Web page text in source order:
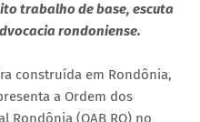
trabalho de base, escuta
rondoniense.
construída em Rondônia,
a Ordem dos
Rondônia (OAB RO) no